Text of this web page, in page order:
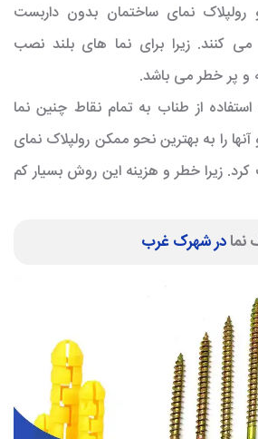
رولپلاک نمای ساختمان بدون داربست
کنند. زیرا برای نما های بلند نصب
و پر خطر می باشد.
از طناب به تمام نقاط چنین نما
را به بهترین نحو ممکن رولپلاک نمای
زیرا خطر و هزینه این روش بسیار کم
نمادر شهرک غرب